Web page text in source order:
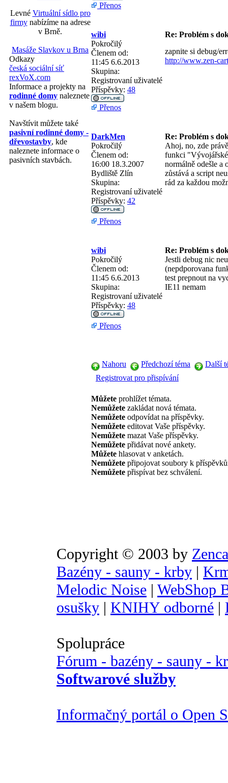
Levné Virtuální sídlo pro
firmynabízíme na adrese
v Brně.
Masáže Slavkov u Brna
Odkazy
česká sociální síť
rexVoX.com
Informace a projekty na
rodinné domy naleznete
v našem blogu.
Navštívit můžete také
pasivní rodinné domy -
dřevostavby, kde
naleznete informace o
pasivních stavbách.
Přenos
wibi
Re: Problém s
Pokročilý
Členem od:
11:45 6.6.2013
Skupina:
Registrovaní uživatelé
Příspěvky: 48
zapnite si debug/
http://www.zen-
Přenos
DarkMen
Re: Problém s
Pokročilý
Členem od:
16:00 18.3.2007
Bydliště Zlín
Skupina:
Registrovaní uživatelé
Příspěvky: 42
Ahoj, no, zde
funkci "Vývojářské
normálně odešle a
zůstává a script
rád za každou
Přenos
wibi
Re: Problém s
Pokročilý
Členem od:
11:45 6.6.2013
Skupina:
Registrovaní uživatelé
Příspěvky: 48
Jestli debug nic
(nepdporovana
test prepnout na
IE11 nemam
Přenos
Nahoru Předchozí téma
Další
Registrovat pro přispívání
Můžete prohlížet témata.
Nemůžete zakládat nová témata.
Nemůžete odpovídat na příspěvky.
Nemůžete editovat Vaše příspěvky.
Nemůžete mazat Vaše příspěvky.
Nemůžete přidávat nové ankety.
Můžete hlasovat v anketách.
Nemůžete připojovat soubory k
Nemůžete přispívat bez schválení.
Copyright © 2003 by
Bazény - sauny - krby |
Melodic Noise | WebShop
osušky | KNIHY odborné |
Spolupráce
Fórum - bazény - sauny -
Softwarové služby
Informačný portál o Open